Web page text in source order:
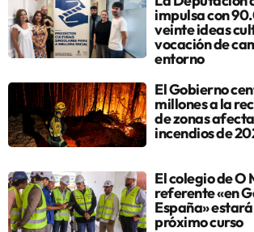
impulsa con
veinte ideas
vocación de
entorno
El Gobierno
millones a la
de zonas
incendios de
El colegio de O
referente «en
España»
próximo curso